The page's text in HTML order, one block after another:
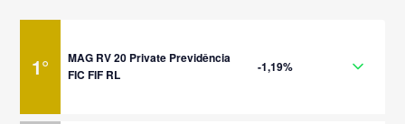
1°
MAG RV 20 Private Previdência
FIC FIF RL
-1,19%